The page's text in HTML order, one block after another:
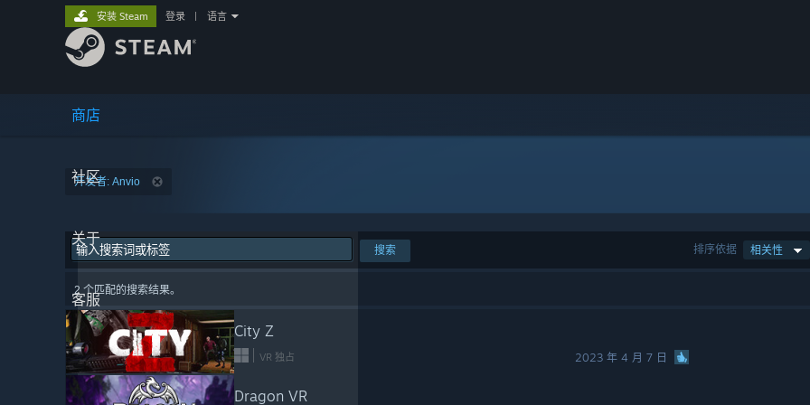
商店
社区
关于
客服
安装 Steam 登录 语言
开发者: Anvio
排序依据 相关性
搜索
2 个匹配的搜索结果。
City Z
VR 独占 2023 年 4 月 7 日
Dragon VR